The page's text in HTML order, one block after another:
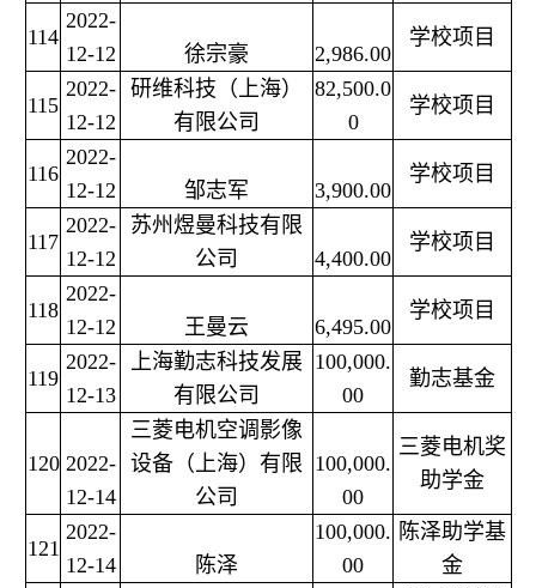
114
2022-
12-12
徐宗豪 2,986.00
学校项目
115
2022-
12-12
研维科技（上海）
有限公司
82,500.0
0
学校项目
116
2022-
12-12
邹志军 3,900.00
学校项目
117
2022-
12-12
苏州煜曼科技有限
公司
4,400.00
学校项目
118
2022-
12-12
王曼云 6,495.00
学校项目
119
2022-
12-13
上海勤志科技发展
有限公司
100,000.
00
勤志基金
120 2022-
12-14
三菱电机空调影像
设备（上海）有限
公司
100,000.
00
三菱电机奖
助学金
121
2022-
12-14
陈泽
100,000.
00
陈泽助学基
金